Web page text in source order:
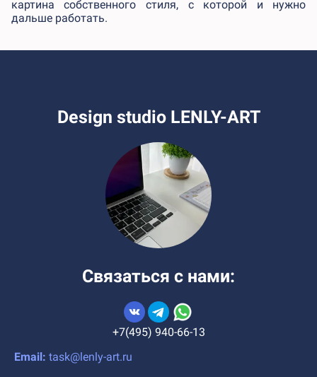
картина собственного стиля, с которой и нужно
дальше работать.
Design studio LENLY-ART
Связаться с нами:
+7(495) 940-66-13
Email: task@lenly-art.ru